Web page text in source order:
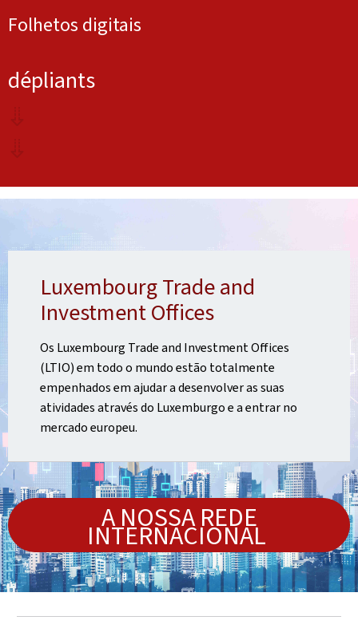
Folhetos digitais
dépliants
Luxembourg Trade and
Investment Offices
Os Luxembourg Trade and Investment Offices
(LTIO) em todo o mundo estão totalmente
empenhados em ajudar a desenvolver as suas
atividades através do Luxemburgo e a entrar no
mercado europeu.
A NOSSA REDE
INTERNACIONAL